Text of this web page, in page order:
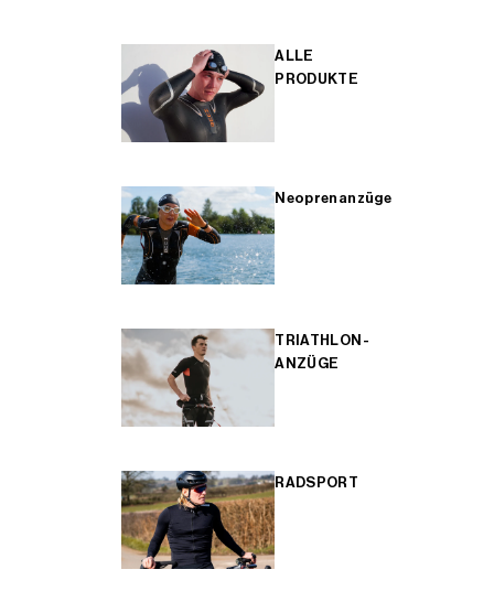
ALLE
PRODUKTE
Neoprenanzüge
TRIATHLON-
ANZÜGE
RADSPORT